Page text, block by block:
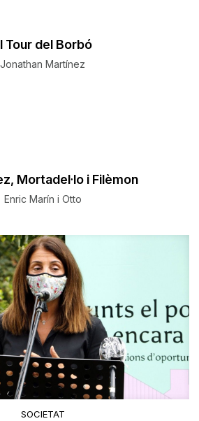
Tour del Borbó
Jonathan Martínez
Mortadel·lo i Filèmon
Enric Marín i Otto
SOCIETAT